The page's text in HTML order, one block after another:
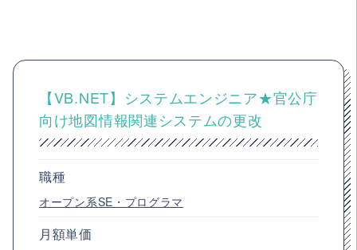
【VB.NET】システムエンジニア★官公庁
向け地図情報関連システムの更改
職種
オープン系SE・プログラマ
月額単価